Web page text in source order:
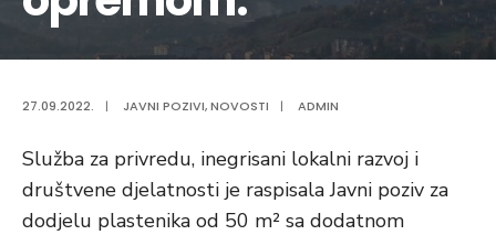
27.09.2022. | JAVNI POZIVI,NOVOSTI | ADMIN
Služba za privredu, inegrisani lokalni razvoj i
društvene djelatnosti je raspisala Javni poziv za
dodjelu plastenika od 50 m² sa dodatnom